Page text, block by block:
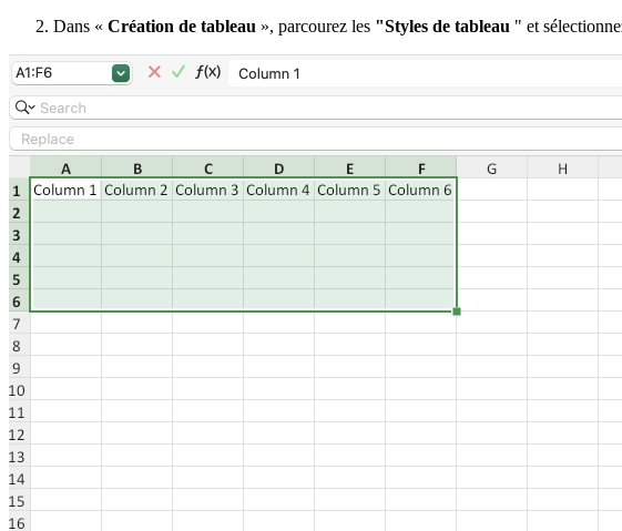
Dans « Création de tableau », parcourez les "Styles de tableau " et